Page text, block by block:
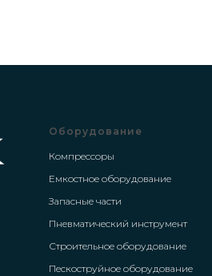
Оборудование
Компрессоры
Емкостное оборудование
Запасные части
Пневматический инструмент
Строительное оборудование
Пескоструйное оборудование